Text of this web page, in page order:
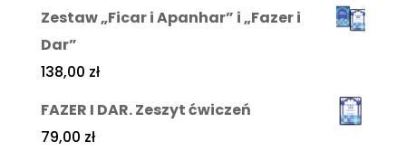
Zestaw „Ficar i Apanhar” i „Fazer i
Dar”
138,00 zł
FAZER I DAR. Zeszyt ćwiczeń
79,00 zł